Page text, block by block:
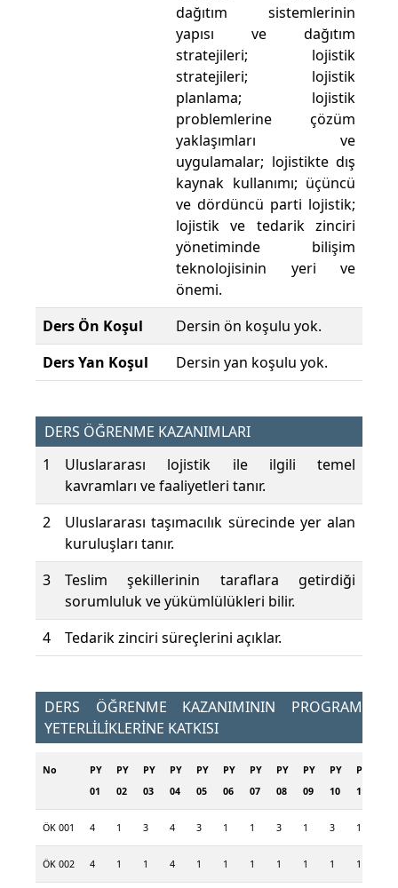
dağıtım sistemlerinin
yapısı ve dağıtım
stratejileri; lojistik
stratejileri; lojistik
planlama; lojistik
problemlerine çözüm
yaklaşımları ve
uygulamalar; lojistikte dış
kaynak kullanımı; üçüncü
ve dördüncü parti lojistik;
lojistik ve tedarik zinciri
yönetiminde bilişim
teknolojisinin yeri ve
önemi.
Ders Ön Koşul
Dersin ön koşulu yok.
Ders Yan Koşul
Dersin yan koşulu yok.
DERS ÖĞRENME KAZANIMLARI
1
Uluslararası lojistik ile ilgili temel
kavramları ve faaliyetleri tanır.
2
Uluslararası taşımacılık sürecinde yer alan
kuruluşları tanır.
3
Teslim şekillerinin taraflara getirdiği
sorumluluk ve yükümlülükleri bilir.
4
Tedarik zinciri süreçlerini açıklar.
DERS ÖĞRENME KAZANIMININ PROGRAM
YETERLİLİKLERİNE KATKISI
No
PY
01
PY
02
PY
03
PY
04
PY
05
PY
06
PY
07
PY
08
PY
09
PY
10
PY
11
ÖK 001 4 1 3 4 3 1 1 3 1 3 1
ÖK 002 4 1 1 4 1 1 1 1 1 1 1